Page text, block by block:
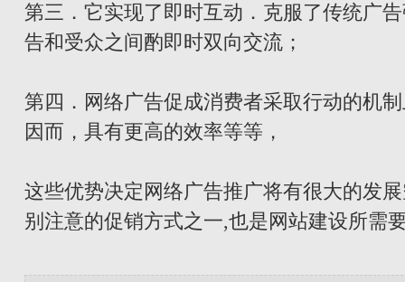
第三．它实现了即时互动．克服了传统广
告和受众之间酌即时双向交流；
第四．网络广告促成消费者采取行动的机
因而，具有更高的效率等等，
这些优势决定网络广告推广将有很大的发
别注意的促销方式之一,也是网站建设所需